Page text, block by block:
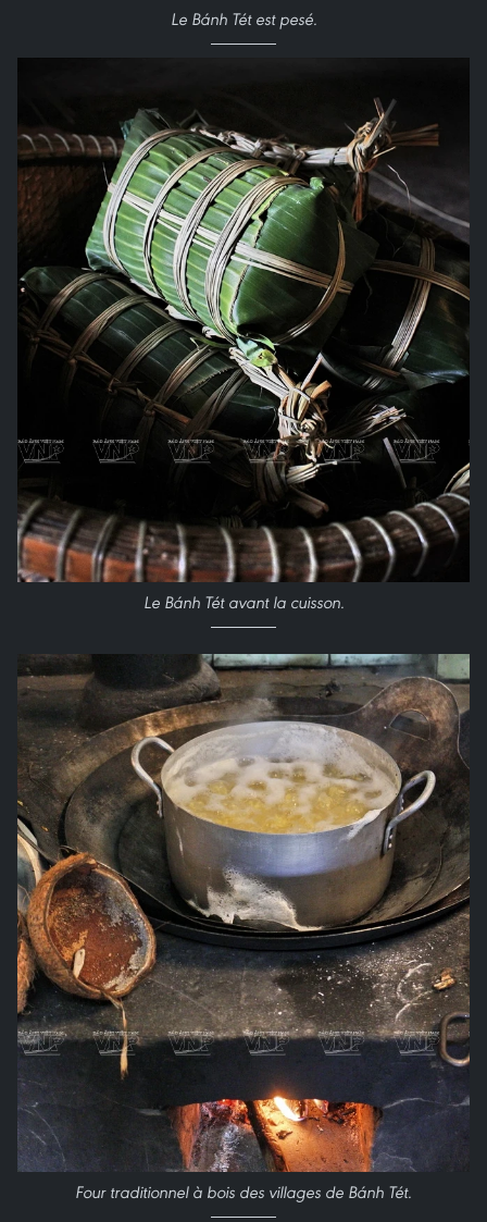
Le Bánh Tét est pesé.
Le Bánh Tét avant la cuisson.
Four traditionnel à bois des villages de Bánh Tét.